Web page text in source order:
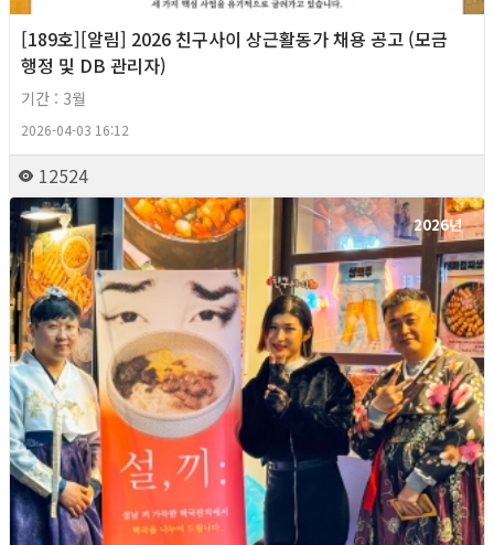
[189호][알림] 2026 친구사이 상근활동가 채용 공고 (모금
행정 및 DB 관리자)
기간 : 3월
2026-04-03 16:12
12524
2026년